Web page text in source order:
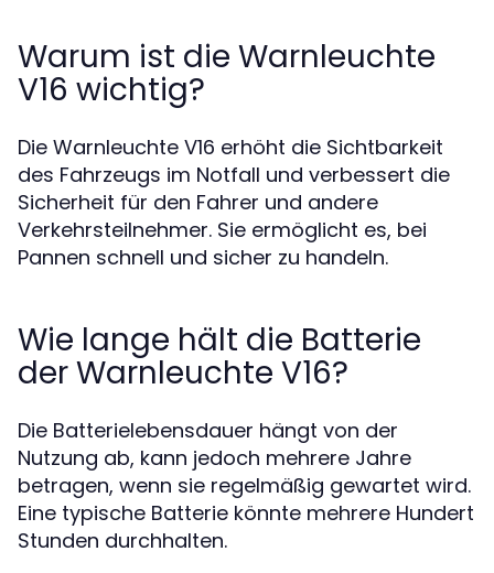
Warum ist die Warnleuchte
V16 wichtig?
Die Warnleuchte V16 erhöht die Sichtbarkeit
des Fahrzeugs im Notfall und verbessert die
Sicherheit für den Fahrer und andere
Verkehrsteilnehmer. Sie ermöglicht es, bei
Pannen schnell und sicher zu handeln.
Wie lange hält die Batterie
der Warnleuchte V16?
Die Batterielebensdauer hängt von der
Nutzung ab, kann jedoch mehrere Jahre
betragen, wenn sie regelmäßig gewartet wird.
Eine typische Batterie könnte mehrere Hundert
Stunden durchhalten.